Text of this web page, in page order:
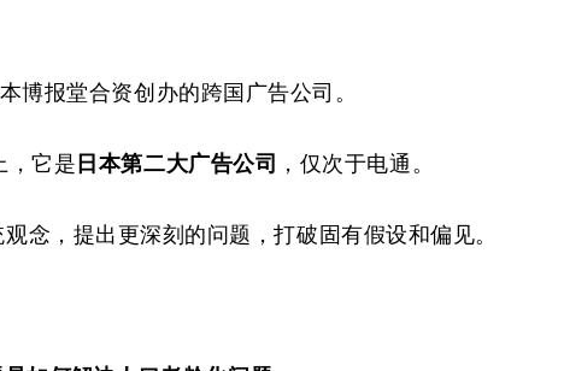
博报堂合资创办的跨国广告公司。
，它是 日本第二大广告公司 ，仅次于电通。
观念，提出更深刻的问题，打破固有假设和偏见。